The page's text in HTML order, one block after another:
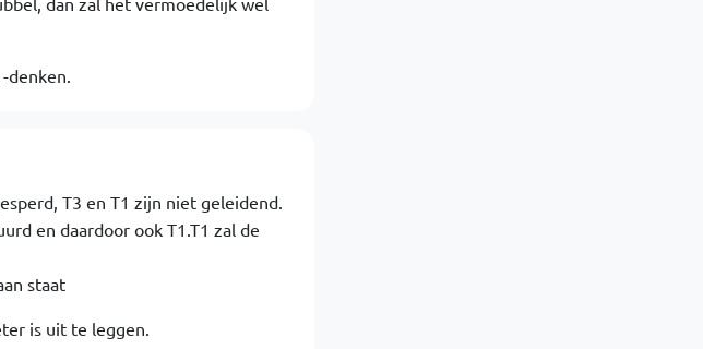
denken.
T3 en T1 zijn niet geleidend.
en daardoor ook T1.T1 zal de
staat
is uit te leggen.